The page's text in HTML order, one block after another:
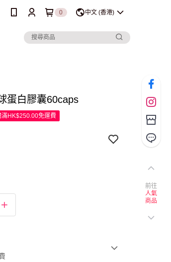
0 中文 (香港)
蛋白膠囊60caps
滿HK$250.00免運費
前往
人氣
商品